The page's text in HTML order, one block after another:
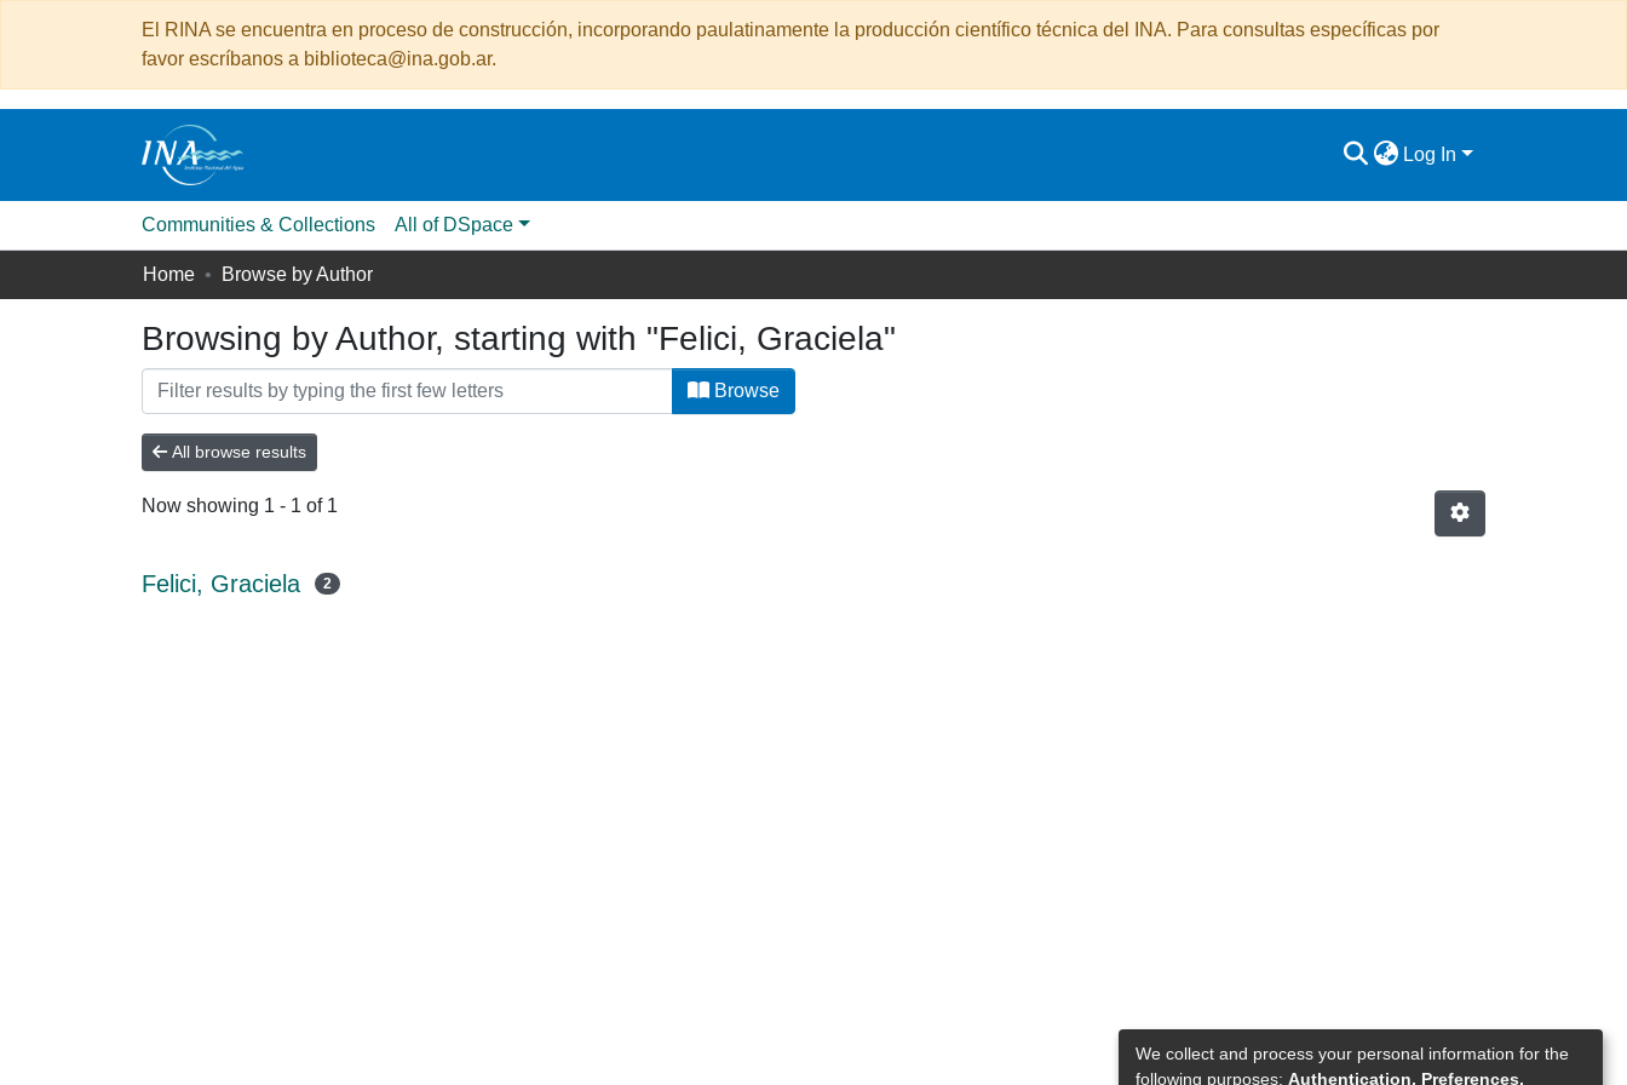
El RINA se encuentra en proceso de construcción, incorporando paulatinamente la producción científico técnica del INA. Para consultas específicas por
favor escríbanos a biblioteca@ina.gob.ar.
Log In
Communities & Collections All of DSpace
Home Browse by Author
Browsing by Author, starting with "Felici, Graciela"
Browse
All browse results
Now showing 1 - 1 of 1
Felici, Graciela 2
We collect and process your personal information for the
following purposes: Authentication, Preferences,